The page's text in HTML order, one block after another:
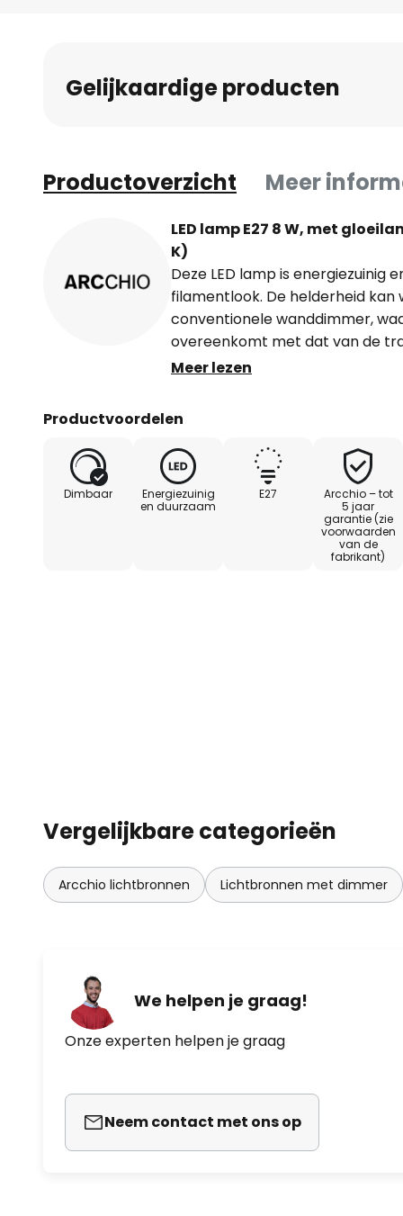
vanGelijkaardige producten
Productoverzicht Meer
LED lamp E27 8 W, met
K)
Deze LED lamp is energiezuinig
filamentlook. De helderheid
conventionele wanddimmer,
overeenkomt met dat van de
- dimbaar met fase-aan- en
Meer lezen
Productvoordelen
Dimbaar
Energiezuinig
en duurzaam
E27
Arcchio – tot
5 jaar
garantie (zie
voorwaarden
van de
fabrikant)
Vergelijkbare categorieën
Arcchio lichtbronnen Lichtbronnen met dimmer
We helpen je graag!
Onze experten helpen je graag
Neem contact met ons op